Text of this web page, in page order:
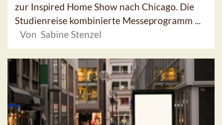
zur Inspired Home Show nach Chicago. Die
Studienreise kombinierte Messeprogramm ...
Von Sabine Stenzel